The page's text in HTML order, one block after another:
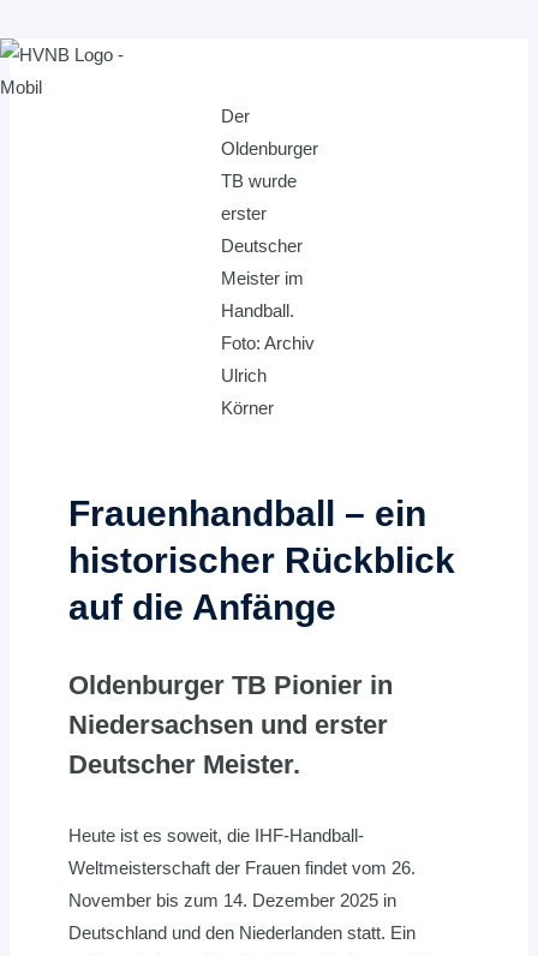
Zum
Inhalt
Der
Oldenburger
TB wurde
erster
Deutscher
Meister im
Handball.
Foto: Archiv
Ulrich
Körner
Frauenhandball – ein
historischer Rückblick
auf die Anfänge
Oldenburger TB Pionier in
Niedersachsen und erster
Deutscher Meister.
Heute ist es soweit, die IHF-Handball-
Weltmeisterschaft der Frauen findet vom 26.
November bis zum 14. Dezember 2025 in
Deutschland und den Niederlanden statt. Ein